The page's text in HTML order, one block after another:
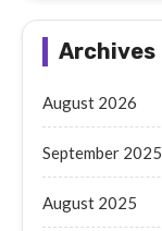
Archives
August 2026
September 2025
August 2025